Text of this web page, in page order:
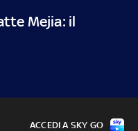
Mejia: il
ACCEDI A SKY GO